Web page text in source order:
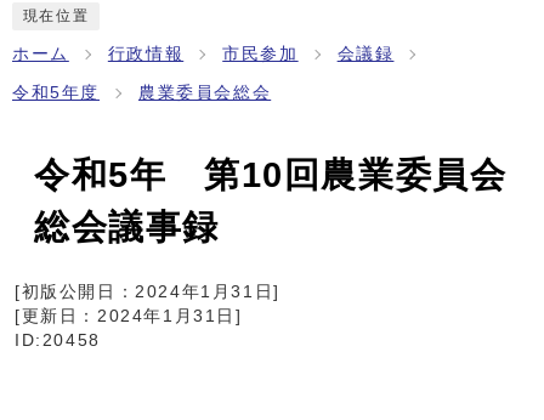
現在位置
ホーム 行政情報 市民参加 会議録
令和5年度 農業委員会総会
令和5年 第10回農業委員会
総会議事録
[初版公開日：2024年1月31日]
[更新日： 2024年1月31日 ]
ID:20458